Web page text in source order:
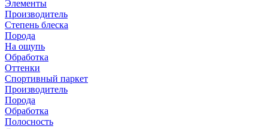
Элементы
Производитель
Степень блеска
Порода
На ощупь
Обработка
Оттенки
Спортивный паркет
Производитель
Порода
Обработка
Полосность